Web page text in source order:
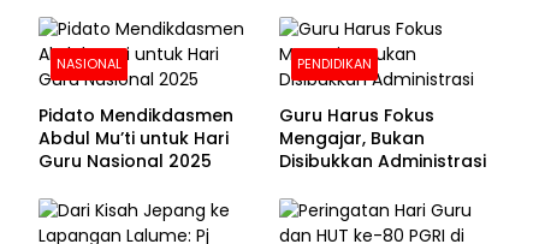
NASIONAL
Pidato Mendikdasmen
Abdul Mu’ti untuk Hari
Guru Nasional 2025
PENDIDIKAN
Guru Harus Fokus
Mengajar, Bukan
Disibukkan Administrasi